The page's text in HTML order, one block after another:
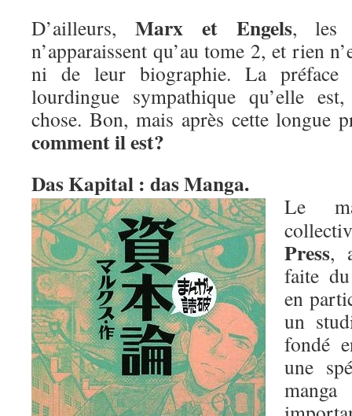
D’ailleurs, Marx et Engels, les
n’apparaissent qu’au tome 2, et rien
ni de leur biographie. La préface
lourdingue sympathique qu’elle
chose. Bon, mais après cette longue
comment il est?
Das Kapital : das Manga.
Le
Press,
faite
en
un
fondé
une